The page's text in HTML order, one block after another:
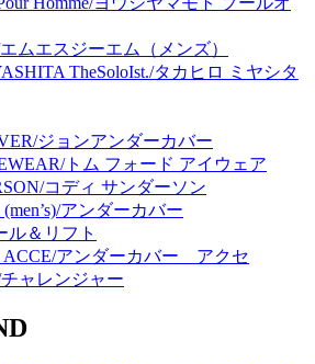
ムエスジーエム（メンズ）
TheSoloIst./タカヒロ ミヤシタ
ジョンアンダーカバー
トム フォード アイウェア
コディ サンダーソン
アンダーカバー
ル＆リフト
ACCE/アンダーカバー アクセ
ャレンジャー